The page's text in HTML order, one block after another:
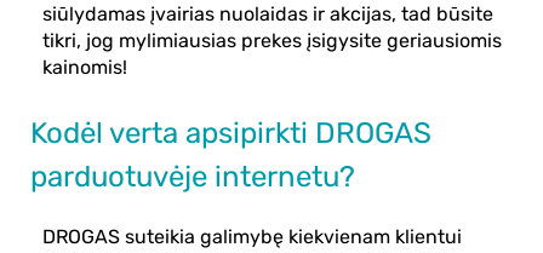
siūlydamas įvairias nuolaidas ir akcijas, tad būsite
tikri, jog mylimiausias prekes įsigysite geriausiomis
kainomis!
Kodėl verta apsipirkti DROGAS
parduotuvėje internetu?
DROGAS suteikia galimybę kiekvienam klientui